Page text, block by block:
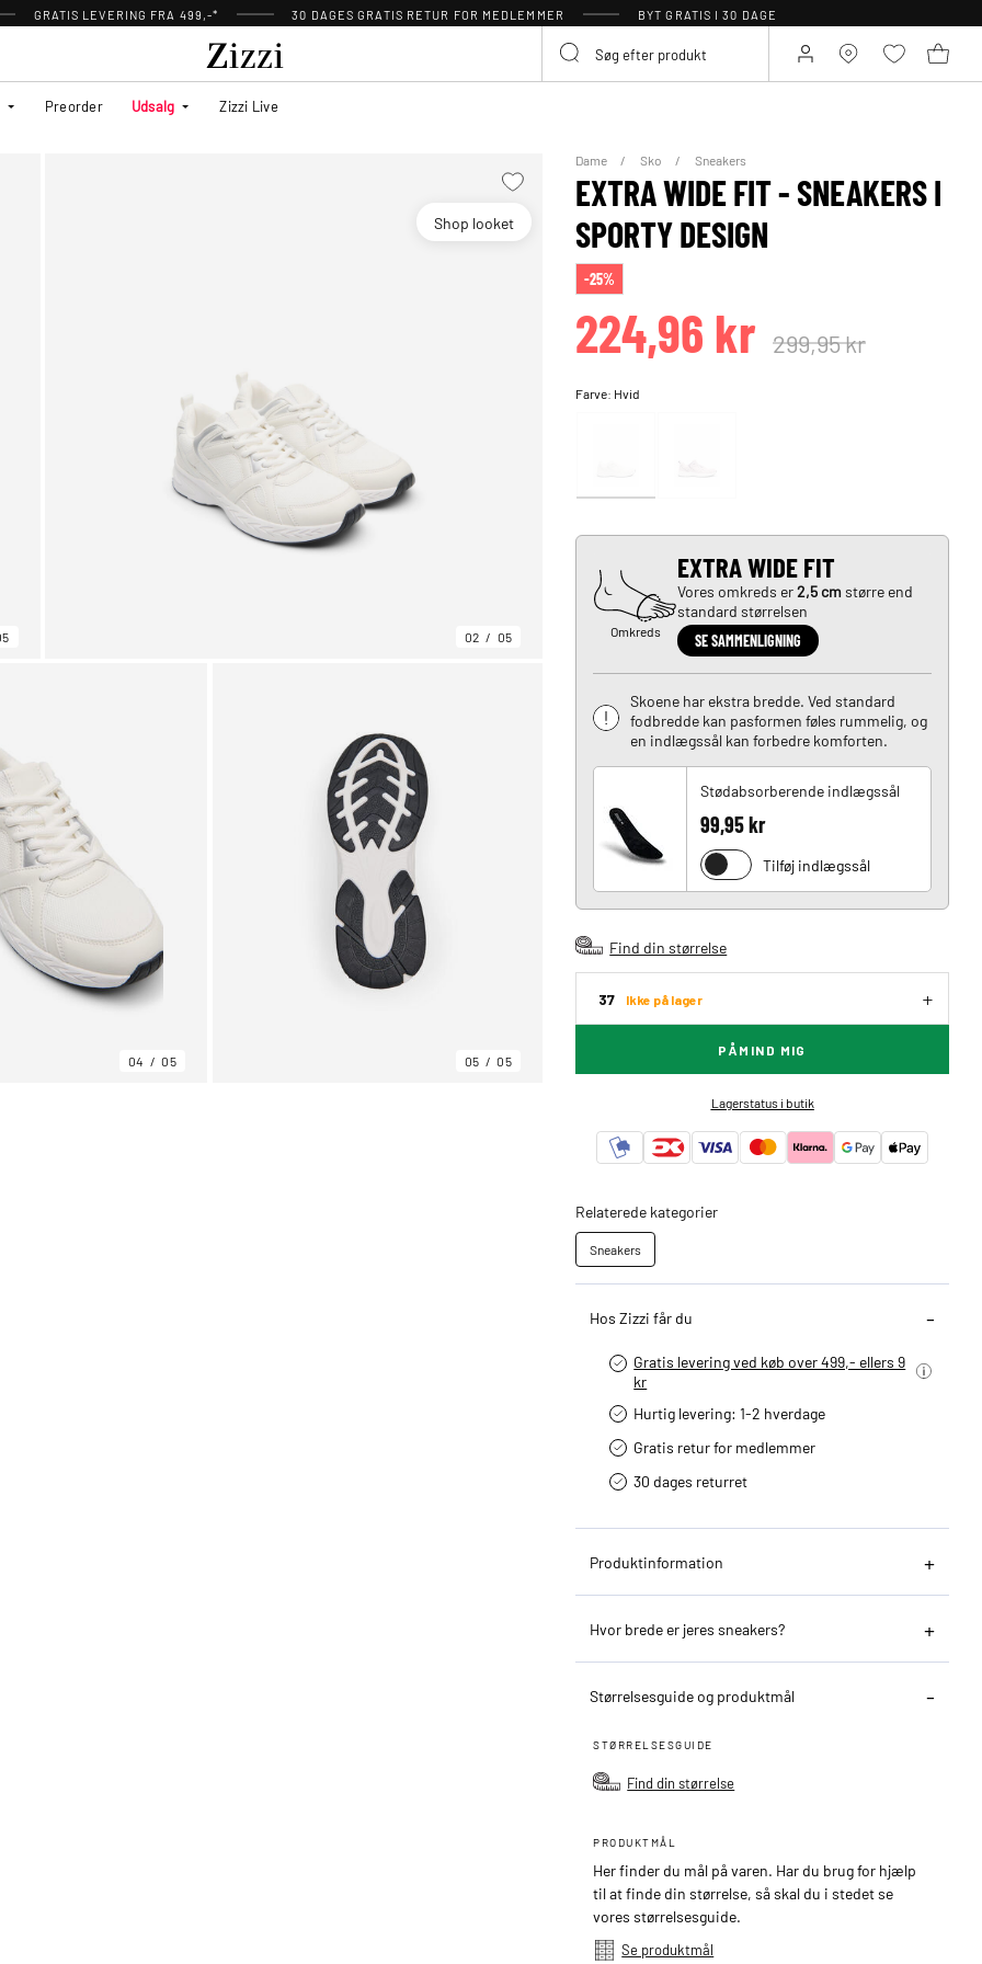
GRATIS LEVERING FRA 499,-* 30 DAGES GRATIS RETUR FOR MEDLEMMER BYT GRATIS I 30 DAGE
Preorder Udsalg Zizzi Live
Shop looket
02 05
04 05 05 05
Dame Sko Sneakers
EXTRA WIDE FIT - SNEAKERS I
SPORTY DESIGN
-25%
224,96 kr 299,95 kr
Farve: Hvid
Omkreds
EXTRA WIDE FIT
Vores omkreds er2,5 cmstørre end
standard størrelsen
SE SAMMENLIGNING
Skoene har ekstra bredde. Ved standard
fodbredde kan pasformen føles rummelig, og
en indlægssål kan forbedre komforten.
Stødabsorberende indlægssål
99,95 kr
Tilføj indlægssål
Find din størrelse
37 Ikke på lager
PÅMIND MIG
Lagerstatus i butik
Relaterede kategorier
Sneakers
Hos Zizzi får du
Gratis levering ved køb over 499,- ellers 9
kr
Hurtig levering­: 1-2 hverdage
Gratis retur for medlemmer
30 dages returret
Produktinformation
Hvor brede er jeres sneakers?
Størrelsesguide og produktmål
STØRRELSESGUIDE
Find din størrelse
PRODUKTMÅL
Her finder du mål på varen. Har du brug for hjælp
til at finde din størrelse, så skal du i stedet se
vores størrelsesguide.
Se produktmål